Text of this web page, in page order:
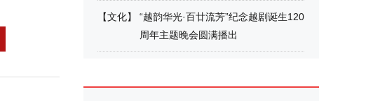
【文化】
“越韵华光·百廿流芳”纪念越剧诞生120
周年主题晚会圆满播出